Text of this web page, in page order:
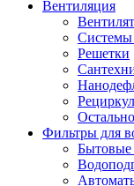
Вентиляция
Системы
Решетки
Фильтры для
Бытовые